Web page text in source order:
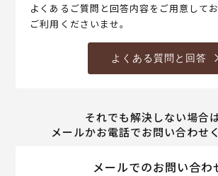
よくあるご質問と回答内容をご用意して
ご利用くださいませ。
よくある質問と回答
それでも解決しない場合は
メールかお電話でお問い合わせ
メールでのお問い合わ